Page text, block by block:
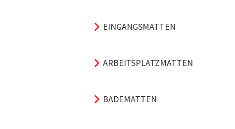
EINGANGSMATTEN
ARBEITSPLATZMATTEN
BADEMATTEN